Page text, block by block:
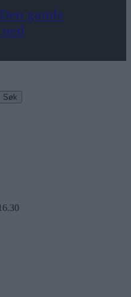
gamle